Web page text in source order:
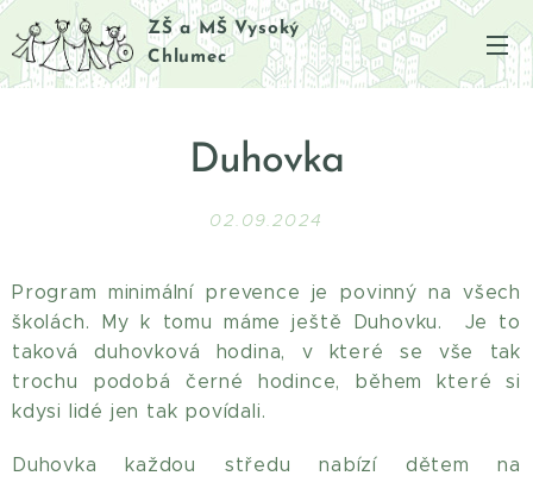
ZŠ a MŠ Vysoký
Chlumec
Duhovka
02.09.2024
Program minimální prevence je povinný na všech
školách. My k tomu máme ještě Duhovku. Je to
taková duhovková hodina, v které se vše tak
trochu podobá černé hodince, během které si
kdysi lidé jen tak povídali.
Duhovka každou středu nabízí dětem na